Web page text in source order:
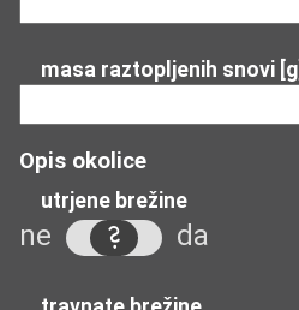
masa raztopljenih snovi [g]
Opis okolice
utrjene brežine
ne da